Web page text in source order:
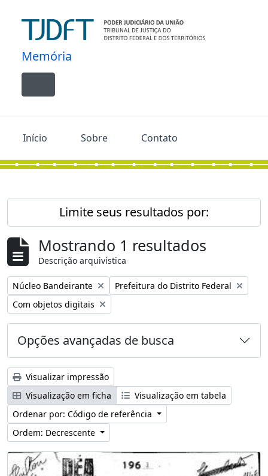
Memória
Toggle navigation
Início Sobre Contato
Limite seus resultados por:
Mostrando 1 resultados
Descrição arquivística
Remover filtro:
Núcleo Bandeirante Remover filtro:
Prefeitura do Distrito Federal
Remover filtro:
Com objetos digitais
Opções avançadas de busca
Visualizar impressão
Visualização em ficha
Visualização em tabela
Ordenar por: Código de referência
Ordem: Decrescente